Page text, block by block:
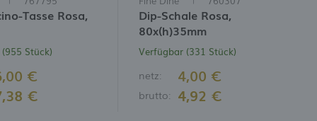
Tasse Rosa,
Stück)
€
€
Dip-Schale Rosa,
80x(h)35mm
Verfügbar (331 Stück)
netz: 4,00 €
brutto: 4,92 €